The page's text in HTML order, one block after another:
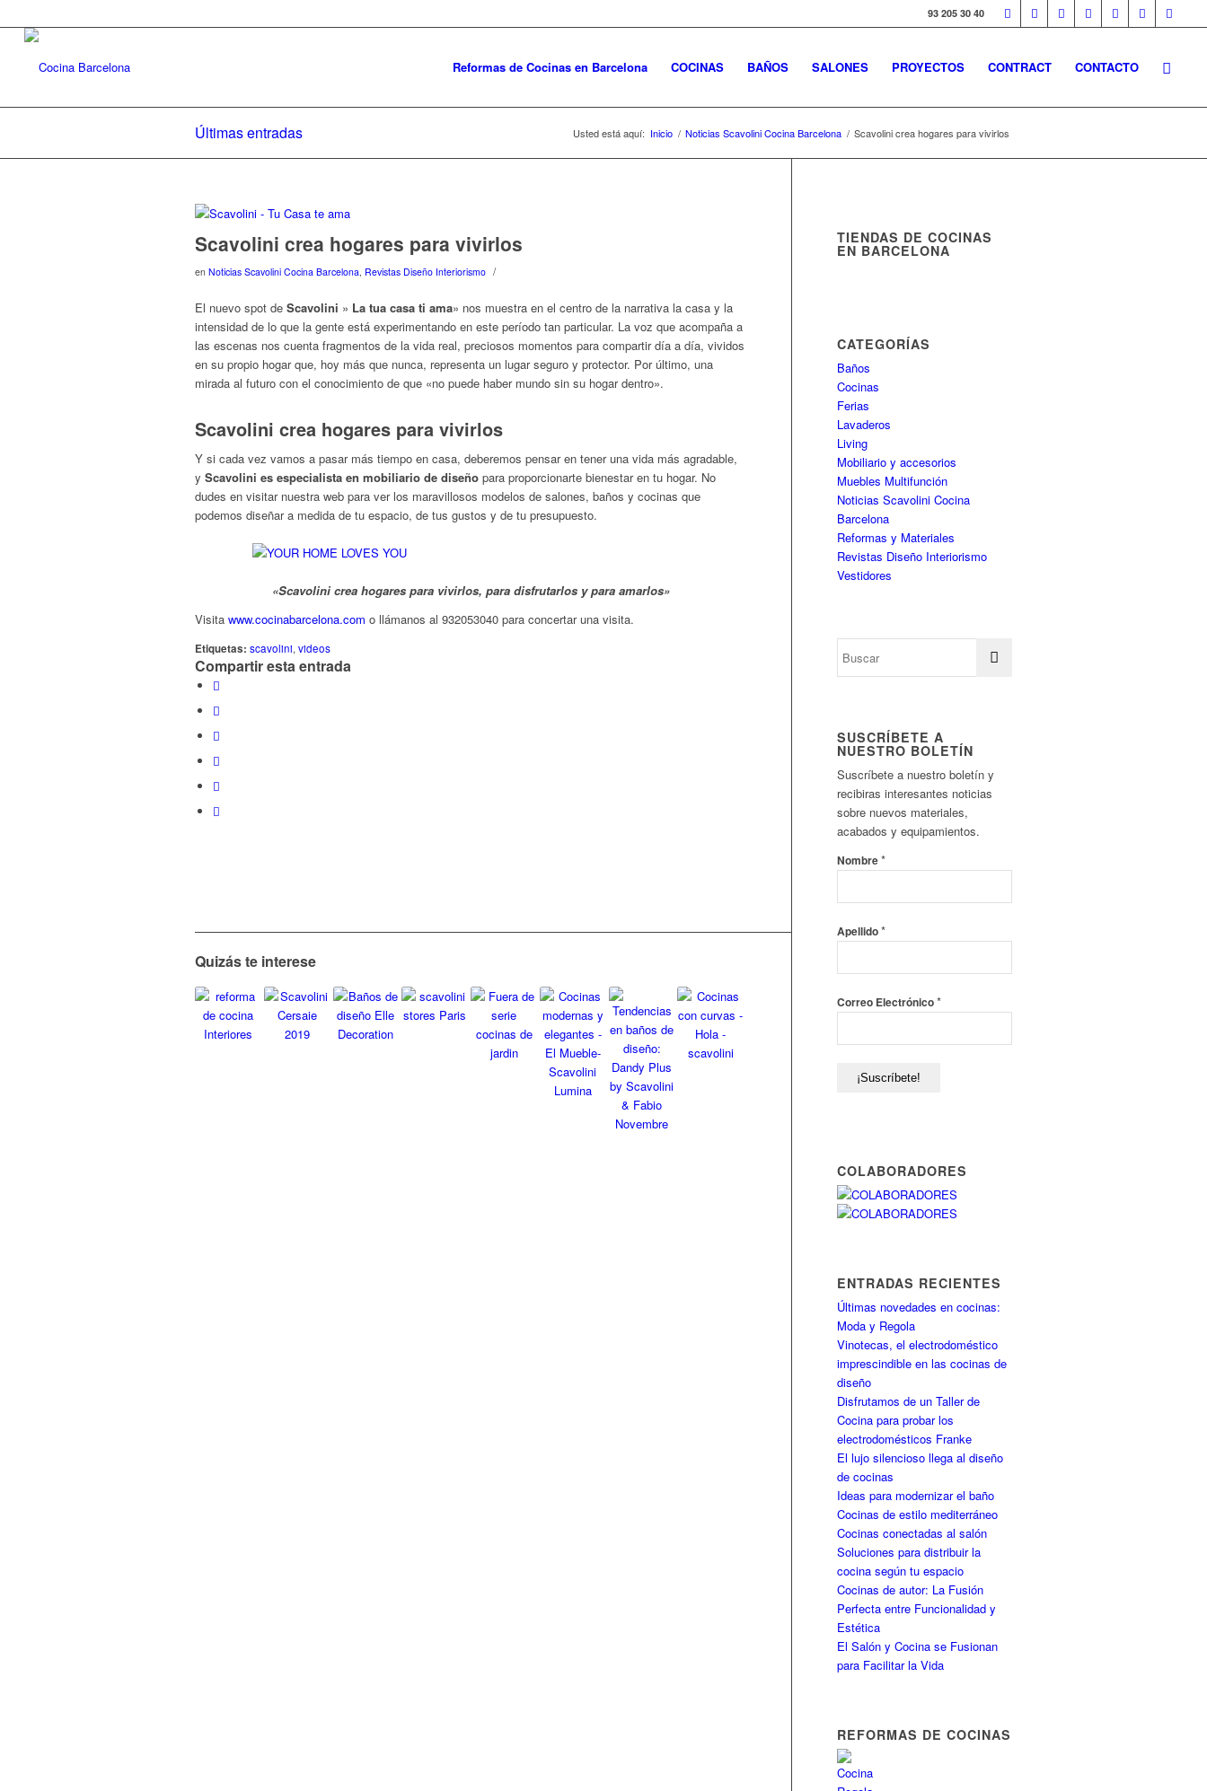
93 205 30 40
Reformas de Cocinas en Barcelona COCINAS BAÑOS SALONES PROYECTOS CONTRACT CONTACTO
Últimas entradas Usted está aquí: Inicio / Noticias Scavolini Cocina Barcelona / Scavolini crea hogares para vivirlos
Scavolini crea hogares para vivirlos
en Noticias Scavolini Cocina Barcelona, Revistas Diseño Interiorismo /
El nuevo spot de Scavolini » La tua casa ti ama» nos muestra en el centro de la narrativa la casa y la
intensidad de lo que la gente está experimentando en este período tan particular. La voz que acompaña a
las escenas nos cuenta fragmentos de la vida real, preciosos momentos para compartir día a día, vividos
en su propio hogar que, hoy más que nunca, representa un lugar seguro y protector. Por último, una
mirada al futuro con el conocimiento de que «no puede haber mundo sin su hogar dentro».
Scavolini crea hogares para vivirlos
Y si cada vez vamos a pasar más tiempo en casa, deberemos pensar en tener una vida más agradable,
y Scavolini es especialista en mobiliario de diseño para proporcionarte bienestar en tu hogar. No
dudes en visitar nuestra web para ver los maravillosos modelos de salones, baños y cocinas que
podemos diseñar a medida de tu espacio, de tus gustos y de tu presupuesto.
«Scavolini crea hogares para vivirlos, para disfrutarlos y para amarlos»
Visita www.cocinabarcelona.com o llámanos al 932053040 para concertar una visita.
Etiquetas: scavolini,videos
Compartir esta entrada
Quizás te interese
TIENDAS DE COCINAS
EN BARCELONA
CATEGORÍAS
Baños
Cocinas
Ferias
Lavaderos
Living
Mobiliario y accesorios
Muebles Multifunción
Noticias Scavolini Cocina
Barcelona
Reformas y Materiales
Revistas Diseño Interiorismo
Vestidores
SUSCRÍBETE A
NUESTRO BOLETÍN
Suscríbete a nuestro boletín y
recibiras interesantes noticias
sobre nuevos materiales,
acabados y equipamientos.
Nombre*
Apellido*
Correo Electrónico*
COLABORADORES
ENTRADAS RECIENTES
Últimas novedades en cocinas:
Moda y Regola
Vinotecas, el electrodoméstico
imprescindible en las cocinas de
diseño
Disfrutamos de un Taller de
Cocina para probar los
electrodomésticos Franke
El lujo silencioso llega al diseño
de cocinas
Ideas para modernizar el baño
Cocinas de estilo mediterráneo
Cocinas conectadas al salón
Soluciones para distribuir la
cocina según tu espacio
Cocinas de autor: La Fusión
Perfecta entre Funcionalidad y
Estética
El Salón y Cocina se Fusionan
para Facilitar la Vida
REFORMAS DE COCINAS